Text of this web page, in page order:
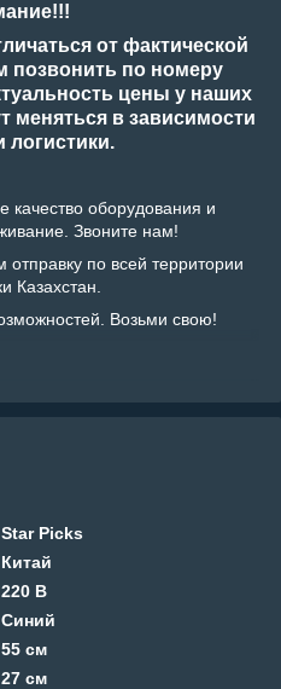
от фактической
позвонить по номеру
цены у наших
меняться в зависимости
логистики.
качество оборудования и
Звоните нам!
по всей территории
Казахстан.
Возьми свою!
Star Picks
Китай
220 В
Синий
55 см
27 см